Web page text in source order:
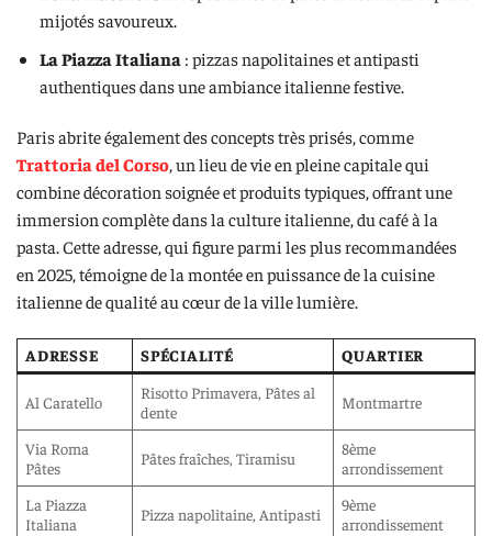
mijotés savoureux.
La Piazza Italiana : pizzas napolitaines et antipasti
authentiques dans une ambiance italienne festive.
Paris abrite également des concepts très prisés, comme
Trattoria del Corso , un lieu de vie en pleine capitale qui
combine décoration soignée et produits typiques, offrant une
immersion complète dans la culture italienne, du café à la
pasta. Cette adresse, qui figure parmi les plus recommandées
en 2025, témoigne de la montée en puissance de la cuisine
italienne de qualité au cœur de la ville lumière.
ADRESSE SPÉCIALITÉ QUARTIER
Al Caratello
Risotto Primavera, Pâtes al
dente
Montmartre
Via Roma
Pâtes
Pâtes fraîches, Tiramisu
8ème
arrondissement
La Piazza
Italiana
Pizza napolitaine, Antipasti
9ème
arrondissement